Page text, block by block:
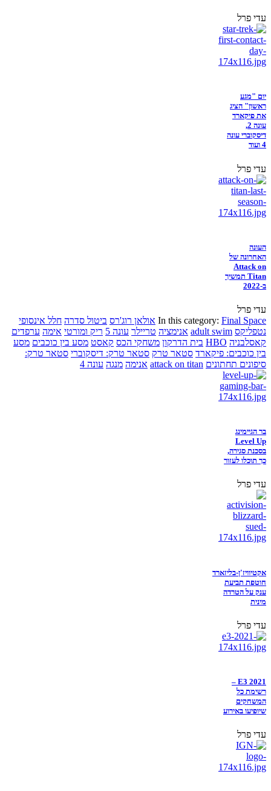
עדי פרל
יום "מגע
ראשון" הציג
את פיקארד
עונה 2,
דיסקוברי עונה
4 ועוד
עדי פרל
העונה
האחרונה של
Attack on
Titan תמשיך
ב-2022
עדי פרל
In this category: Final Space אולאן רוג'רס ביטול סדרה חלל אינסופי
נטפליקס adult swim אנימציה טריילר עונה 5 ריק ומורטי אימה ערפדים
קאסלבניה HBO בית הדרקון משחקי הכס קאסט מסע בין כוכבים מסע
בין כוכבים: פיקארד סטאר טרק סטאר טרק: דיסקוברי סטאר טרק:
סיפונים תחתונים attack on titan אנימה מנגה עונה 4
בר הגיימינג
Level Up
בסכנת סגירה,
כך תוכלו לעזור
עדי פרל
אקטיוויז'ן-בליזארד
חוטפת תביעת
ענק על הטרדה
מינית
עדי פרל
E3 2021 –
רשימת כל
המשחקים
שיופיעו באירוע
עדי פרל